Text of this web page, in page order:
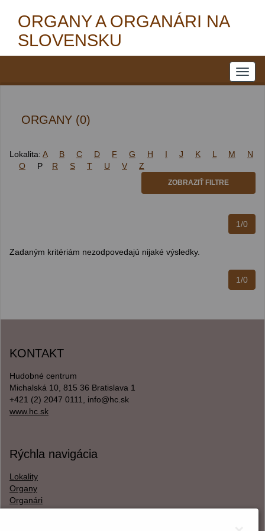
ORGANY A ORGANÁRI NA
SLOVENSKU
ORGANY (0)
Lokalita: A B C D F G H I J K L M
N
O P R S T U V Z
ZOBRAZIŤ FILTRE
1/0
Zadaným kritériám nezodpovedajú nijaké výsledky.
1/0
KONTAKT
Hudobné centrum
Michalská 10, 815 36 Bratislava 1
+421 (2) 2047 0111, info@hc.sk
www.hc.sk
Rýchla navigácia
Lokality
Organy
Organári